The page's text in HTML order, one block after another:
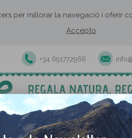
per millorar la navegació i oferir
Accepto
+34 691772966
i activitats guiades Rutes